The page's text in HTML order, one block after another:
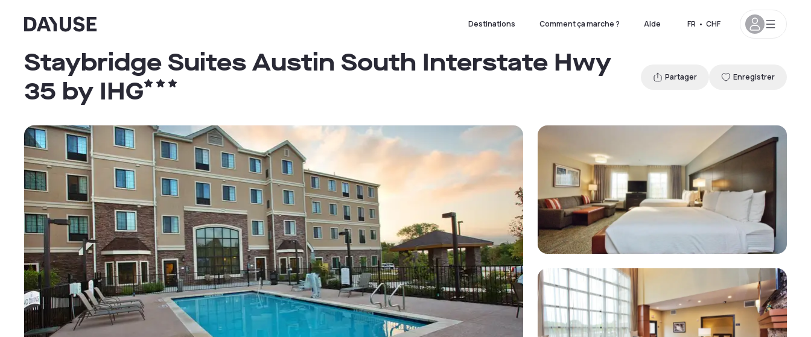
Dayuse Destinations Comment ça marche ? Aide FR • CHF
Staybridge Suites Austin South Interstate Hwy
35 by IHG
Partager Enregistrer